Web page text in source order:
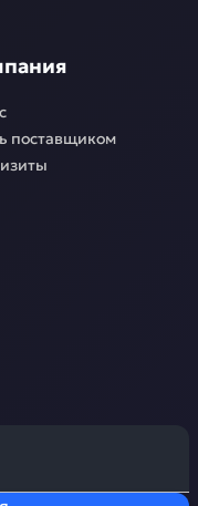
поставщиком